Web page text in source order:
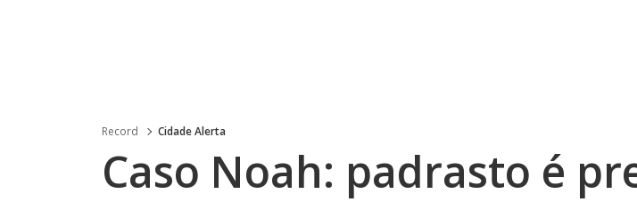
Record Cidade Alerta
Caso Noah: padrasto é